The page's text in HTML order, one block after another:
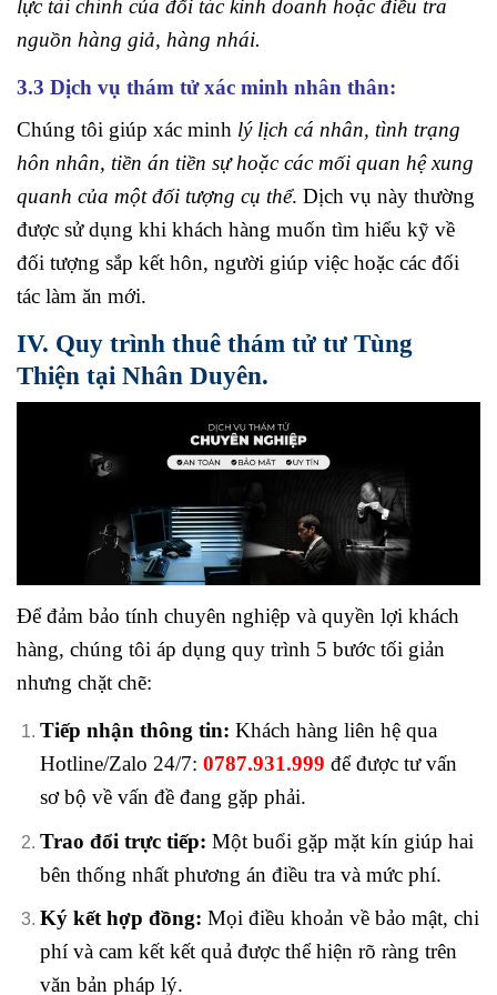
lực tài chính của đối tác kinh doanh hoặc điều tra
nguồn hàng giả, hàng nhái.
3.3 Dịch vụ thám tử xác minh nhân thân:
Chúng tôi giúp xác minh lý lịch cá nhân, tình trạng
hôn nhân, tiền án tiền sự hoặc các mối quan hệ xung
quanh của một đối tượng cụ thể. Dịch vụ này thường
được sử dụng khi khách hàng muốn tìm hiểu kỹ về
đối tượng sắp kết hôn, người giúp việc hoặc các đối
tác làm ăn mới.
IV. Quy trình thuê thám tử tư Tùng
Thiện tại Nhân Duyên.
Để đảm bảo tính chuyên nghiệp và quyền lợi khách
hàng, chúng tôi áp dụng quy trình 5 bước tối giản
nhưng chặt chẽ:
Tiếp nhận thông tin: Khách hàng liên hệ qua
Hotline/Zalo 24/7: 0787.931.999 để được tư vấn
sơ bộ về vấn đề đang gặp phải.
Trao đổi trực tiếp: Một buổi gặp mặt kín giúp hai
bên thống nhất phương án điều tra và mức phí.
Ký kết hợp đồng: Mọi điều khoản về bảo mật, chi
phí và cam kết kết quả được thể hiện rõ ràng trên
văn bản pháp lý.